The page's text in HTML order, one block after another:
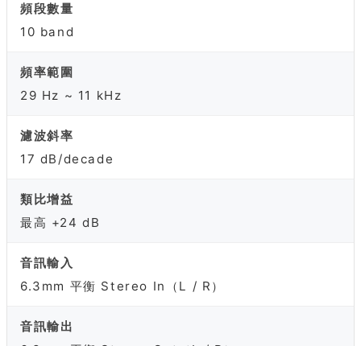
頻段數量
10 band
頻率範圍
29 Hz ~ 11 kHz
濾波斜率
17 dB/decade
類比增益
最高 +24 dB
音訊輸入
6.3mm 平衡 Stereo In（L / R）
音訊輸出